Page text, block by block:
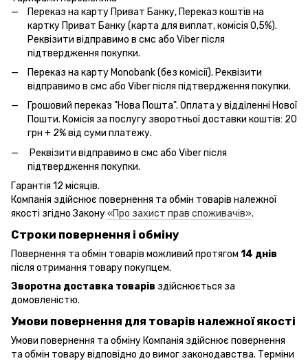
Переказ на карту Приват Банку, Переказ коштів на
картку Приват Банку (карта для виплат, комісія 0,5%).
Реквізити відправимо в смс або Viber після
підтвердження покупки.
Переказ на карту Monobank (без комісії). Реквізити
відправимо в смс або Viber після підтвердження покупки.
Грошовий переказ "Нова Пошта". Оплата у відділенні Нової
Пошти. Комісія за послугу зворотньої доставки коштів: 20
грн + 2% від суми платежу.
Реквізити відправимо в смс або Viber після
підтвердження покупки.
Гарантія 12 місяців.
Компанія здійснює повернення та обмін товарів належної
якості згідно Закону«Про захист прав споживачів».
Строки повернення і обміну
Повернення та обмін товарів можливий протягом 14 днів
після отримання товару покупцем.
Зворотна доставка товарів здійснюється за
домовленістю.
Умови повернення для товарів належної якості
Умови повернення та обміну Компанія здійснює повернення
та обмін товару відповідно до вимог законодавства. Терміни